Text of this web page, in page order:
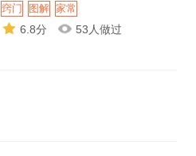
窍门 图解 家常
6.8分 53人做过